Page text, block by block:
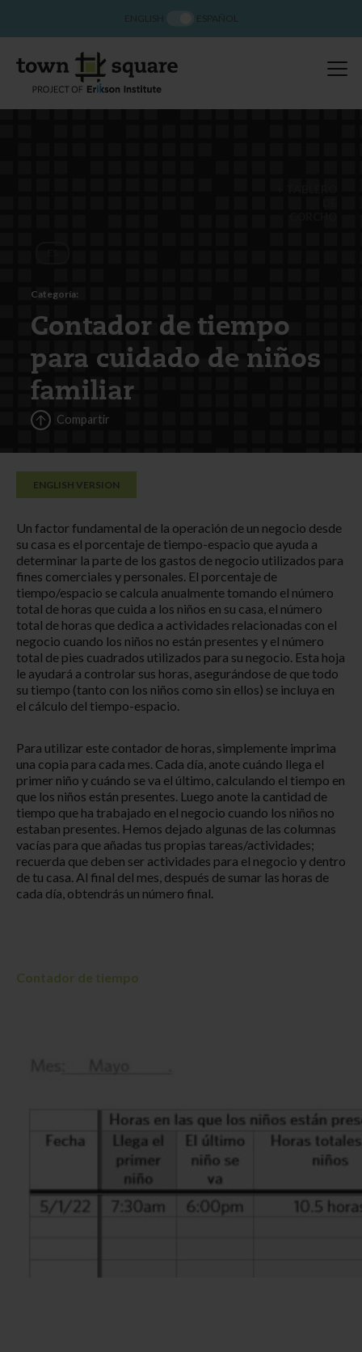
Categoría:
Contador de tiempo
para cuidado de niños
familiar
Compartir
ENGLISH VERSION
Un factor fundamental de la operación de un negocio desde
su casa es el porcentaje de tiempo-espacio que ayuda a
determinar la parte de los gastos de negocio utilizados para
fines comerciales y personales. El porcentaje de
tiempo/espacio se calcula anualmente tomando el número
total de horas que cuida a los niños en su casa, el número
total de horas que dedica a actividades relacionadas con el
negocio cuando los niños no están presentes y el número
total de pies cuadrados utilizados para su negocio. Esta hoja
le ayudará a controlar sus horas, asegurándose de que todo
su tiempo (tanto con los niños como sin ellos) se incluya en
el cálculo del tiempo-espacio.
Para utilizar este contador de horas, simplemente imprima
una copia para cada mes. Cada día, anote cuándo llega el
primer niño y cuándo se va el último, calculando el tiempo en
que los niños están presentes. Luego anote la cantidad de
tiempo que ha trabajado en el negocio cuando los niños no
estaban presentes. Hemos dejado algunas de las columnas
vacías para que añadas tus propias tareas/actividades;
recuerda que deben ser actividades para el negocio y dentro
de tu casa. Al final del mes, después de sumar las horas de
cada día, obtendrás un número final.
Contador de tiempo